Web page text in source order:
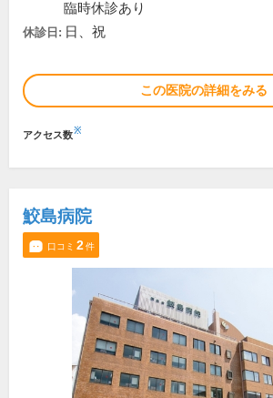
臨時休診あり
休診日: 日、祝
この医院の詳細をみる
アクセス数※
鮫島病院
口コミ 2件